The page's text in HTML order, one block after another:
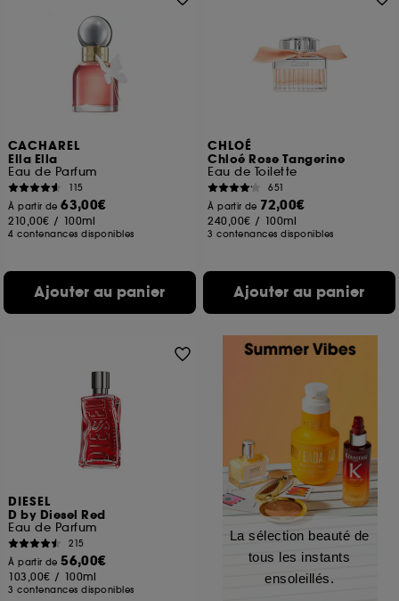
CACHAREL
Ella Ella
Eau de Parfum
115
À partir de63,00€
210,00€ / 100ml
4 contenances disponibles
Ajouter au panier
CHLOÉ
Chloé Rose Tangerine
Eau de Toilette
651
À partir de 72,00€
240,00€ / 100ml
3 contenances disponibles
Ajouter au panier
DIESEL
D by Diesel Red
Eau de Parfum
215
À partir de56,00€
103,00€ / 100ml
3 contenances disponibles
La sélection beauté de
tous les instants
ensoleillés.